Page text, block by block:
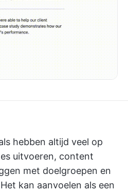
hebben altijd veel op
uitvoeren, content
met doelgroepen en
kan aanvoelen als een